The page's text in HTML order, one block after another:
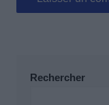
Rechercher